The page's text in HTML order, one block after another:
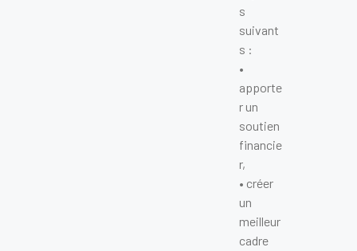
s
suivant
s :
•
apporte
r un
soutien
financie
r,
• créer
un
meilleur
cadre